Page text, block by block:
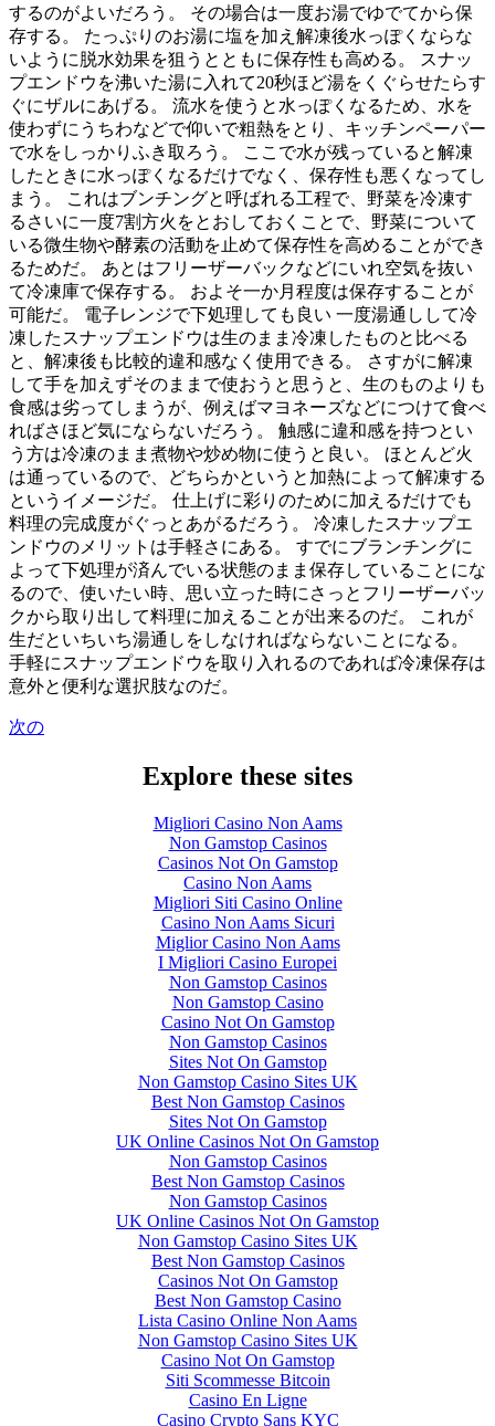
するのがよいだろう。 その場合は一度お湯でゆでてから保
存する。 たっぷりのお湯に塩を加え解凍後水っぽくならな
いように脱水効果を狙うとともに保存性も高める。 スナッ
プエンドウを沸いた湯に入れて20秒ほど湯をくぐらせたらす
ぐにザルにあげる。 流水を使うと水っぽくなるため、水を
使わずにうちわなどで仰いで粗熱をとり、キッチンペーパー
で水をしっかりふき取ろう。 ここで水が残っていると解凍
したときに水っぽくなるだけでなく、保存性も悪くなってし
まう。 これはブンチングと呼ばれる工程で、野菜を冷凍す
るさいに一度7割方火をとおしておくことで、野菜について
いる微生物や酵素の活動を止めて保存性を高めることができ
るためだ。 あとはフリーザーバックなどにいれ空気を抜い
て冷凍庫で保存する。 およそ一か月程度は保存することが
可能だ。 電子レンジで下処理しても良い 一度湯通しして冷
凍したスナップエンドウは生のまま冷凍したものと比べる
と、解凍後も比較的違和感なく使用できる。 さすがに解凍
して手を加えずそのままで使おうと思うと、生のものよりも
食感は劣ってしまうが、例えばマヨネーズなどにつけて食べ
ればさほど気にならないだろう。 触感に違和感を持つとい
う方は冷凍のまま煮物や炒め物に使うと良い。 ほとんど火
は通っているので、どちらかというと加熱によって解凍する
というイメージだ。 仕上げに彩りのために加えるだけでも
料理の完成度がぐっとあがるだろう。 冷凍したスナップエ
ンドウのメリットは手軽さにある。 すでにブランチングに
よって下処理が済んでいる状態のまま保存していることにな
るので、使いたい時、思い立った時にさっとフリーザーバッ
クから取り出して料理に加えることが出来るのだ。 これが
生だといちいち湯通しをしなければならないことになる。
手軽にスナップエンドウを取り入れるのであれば冷凍保存は
意外と便利な選択肢なのだ。
次の
Explore these sites
Migliori Casino Non Aams
Non Gamstop Casinos
Casinos Not On Gamstop
Casino Non Aams
Migliori Siti Casino Online
Casino Non Aams Sicuri
Miglior Casino Non Aams
I Migliori Casino Europei
Non Gamstop Casinos
Non Gamstop Casino
Casino Not On Gamstop
Non Gamstop Casinos
Sites Not On Gamstop
Non Gamstop Casino Sites UK
Best Non Gamstop Casinos
Sites Not On Gamstop
UK Online Casinos Not On Gamstop
Non Gamstop Casinos
Best Non Gamstop Casinos
Non Gamstop Casinos
UK Online Casinos Not On Gamstop
Non Gamstop Casino Sites UK
Best Non Gamstop Casinos
Casinos Not On Gamstop
Best Non Gamstop Casino
Lista Casino Online Non Aams
Non Gamstop Casino Sites UK
Casino Not On Gamstop
Siti Scommesse Bitcoin
Casino En Ligne
Casino Crypto Sans KYC